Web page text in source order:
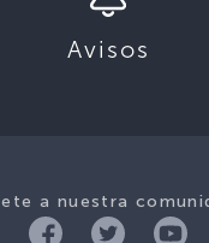
Avisos
a nuestra